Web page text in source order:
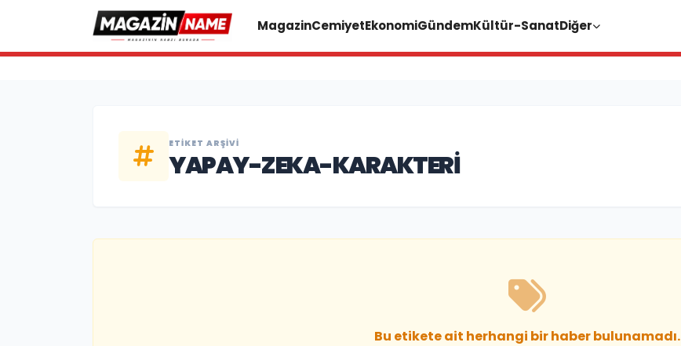
MagazinCemiyetEkonomiGündemKültür-SanatDiğer
ETIKET ARŞIVI
YAPAY-ZEKA-KARAKTERI
Bu etikete ait herhangi bir haber bulunamadı.